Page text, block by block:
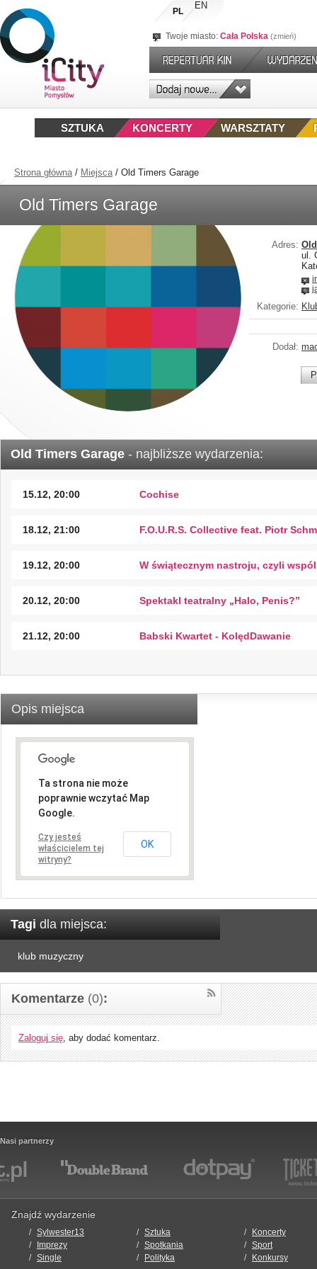
PL
EN
Twoje miasto: Cała Polska zmień
WARSZTATY
KONCERTY
SZTUKA
Strona główna/ Miejsca/ Old Timers Garage
Old Timers Garage
Adres:
ul.
Kategorie:
Dodał:
Old Timers Garage - najbliższe wydarzenia:
15.12, 20:00 Cochise
18.12, 21:00 F.O.U.R.S. Collective feat. Piotr
19.12, 20:00 W świątecznym nastroju, czyli
20.12, 20:00 Spektakl teatralny „Halo, Penis?”
21.12, 20:00 Babski Kwartet - KolędDawanie
Opis miejsca
Ta strona nie może
poprawnie wczytać Map
Google.
Czy jesteś
właścicielem tej
witryny?
OK
Tagi dla miejsca:
klub muzyczny
Komentarze (0):
Zaloguj się, aby dodać komentarz.
Nasi partnerzy
Znajdź wydarzenie
Sylwester13 Sztuka
Koncerty
Imprezy
Spotkania
Sport
Single
Polityka Konkursy